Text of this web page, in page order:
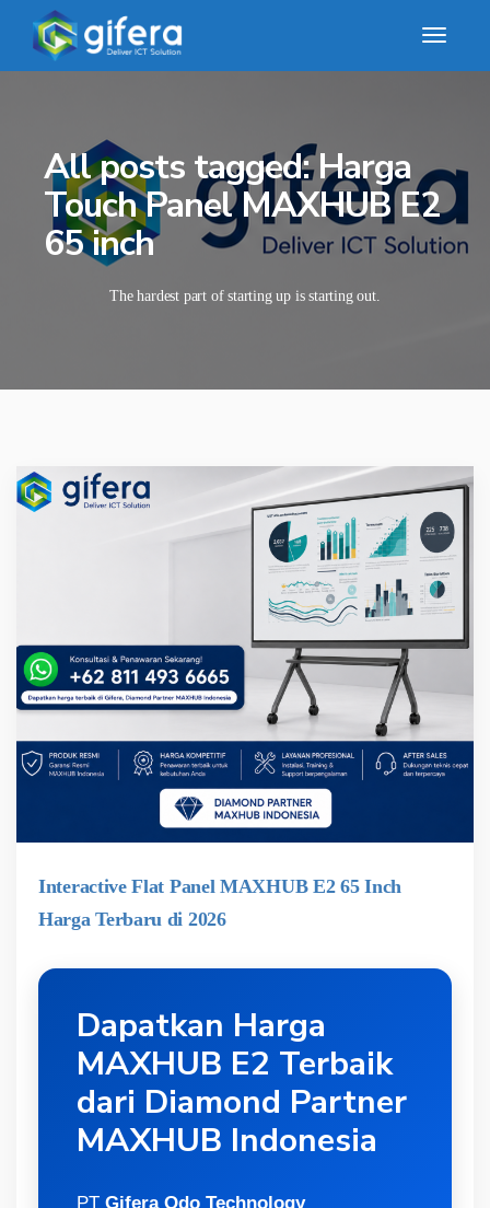
All posts tagged: Harga
Touch Panel MAXHUB E2
65 inch
The hardest part of starting up is starting out.
Interactive Flat Panel MAXHUB E2 65 Inch
Harga Terbaru di 2026
Dapatkan Harga
MAXHUB E2 Terbaik
dari Diamond Partner
MAXHUB Indonesia
PT Gifera Odo Technology